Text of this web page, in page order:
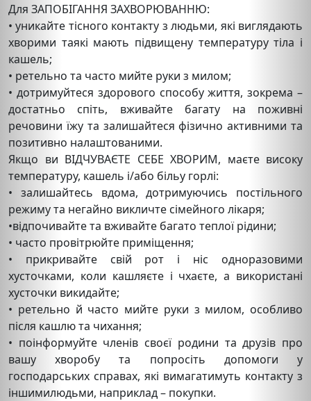
Для ЗАПОБІГАННЯ ЗАХВОРЮВАННЮ:
• уникайте тісного контакту з людьми, які виглядають
хворими таякі мають підвищену температуру тіла і
кашель;
• ретельно та часто мийте руки з милом;
• дотримуйтеся здорового способу життя, зокрема –
достатньо спіть, вживайте багату на поживні
речовини їжу та залишайтеся фізично активними та
позитивно налаштованими.
Якщо ви ВІДЧУВАЄТЕ СЕБЕ ХВОРИМ, маєте високу
температуру, кашель і/або більу горлі:
• залишайтесь вдома, дотримуючись постільного
режиму та негайно викличте сімейного лікаря;
•відпочивайте та вживайте багато теплої рідини;
• часто провітрюйте приміщення;
• прикривайте свій рот і ніс одноразовими
хусточками, коли кашляєте і чхаєте, а використані
хусточки викидайте;
• ретельно й часто мийте руки з милом, особливо
після кашлю та чихання;
• поінформуйте членів своєї родини та друзів про
вашу хворобу та попросіть допомоги у
господарських справах, які вимагатимуть контакту з
іншимилюдьми, наприклад – покупки.